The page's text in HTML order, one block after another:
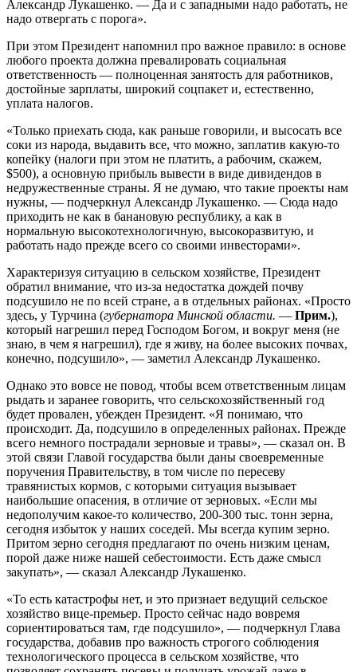
Александр Лукашенко. — Да и с западными надо работать, не
надо отвергать с порога».
При этом Президент напомнил про важное правило: в основе
любого проекта должна превалировать социальная
ответственность — полноценная занятость для работников,
достойные зарплаты, широкий соцпакет и, естественно,
уплата налогов.
«Только приехать сюда, как раньше говорили, и высосать все
соки из народа, выдавить все, что можно, заплатив какую-то
копейку (налоги при этом не платить, а рабочим, скажем,
$500), а основную прибыль вывести в виде дивидендов в
недружественные страны. Я не думаю, что такие проекты нам
нужны, — подчеркнул Александр Лукашенко. — Сюда надо
приходить не как в банановую республику, а как в
нормальную высокотехнологичную, высокоразвитую, и
работать надо прежде всего со своими инвесторами».
Характеризуя ситуацию в сельском хозяйстве, Президент
обратил внимание, что из-за недостатка дождей почву
подсушило не по всей стране, а в отдельных районах. «Просто
здесь, у Турчина (губернатора Минской области. — Прим.),
который нагрешил перед Господом Богом, и вокруг меня (не
знаю, в чем я нагрешил), где я живу, на более высоких почвах,
конечно, подсушило», — заметил Александр Лукашенко.
Однако это вовсе не повод, чтобы всем ответственным лицам
рыдать и заранее говорить, что сельскохозяйственный год
будет провален, убежден Президент. «Я понимаю, что
происходит. Да, подсушило в определенных районах. Прежде
всего немного пострадали зерновые и травы», — сказал он. В
этой связи Главой государства были даны своевременные
поручения Правительству, в том числе по пересеву
травянистых кормов, с которыми ситуация вызывает
наибольшие опасения, в отличие от зерновых. «Если мы
недополучим какое-то количество, 200-300 тыс. тонн зерна,
сегодня избыток у наших соседей. Мы всегда купим зерно.
Притом зерно сегодня предлагают по очень низким ценам,
порой даже ниже нашей себестоимости. Есть даже смысл
закупать», — сказал Александр Лукашенко.
«То есть катастрофы нет, и это признает ведущий сельское
хозяйство вице-премьер. Просто сейчас надо вовремя
сориентироваться там, где подсушило», — подчеркнул Глава
государства, добавив про важность строгого соблюдения
технологического процесса в сельском хозяйстве, что